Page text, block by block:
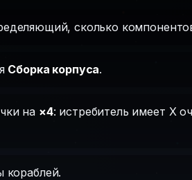
сколько
Сборка корпуса.
на ×4: истребитель имеет X
кораблей.